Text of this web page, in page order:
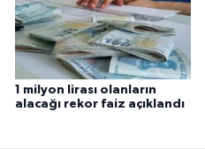
1 milyon lirası olanların
alacağı rekor faiz açıklandı